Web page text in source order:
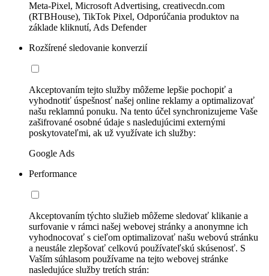
Meta-Pixel, Microsoft Advertising, creativecdn.com
(RTBHouse), TikTok Pixel, Odporúčania produktov na
základe kliknutí, Ads Defender
Rozšírené sledovanie konverzií
Akceptovaním tejto služby môžeme lepšie pochopiť a
vyhodnotiť úspešnosť našej online reklamy a optimalizovať
našu reklamnú ponuku. Na tento účel synchronizujeme Vaše
zašifrované osobné údaje s nasledujúcimi externými
poskytovateľmi, ak už využívate ich služby:
Google Ads
Performance
Akceptovaním týchto služieb môžeme sledovať klikanie a
surfovanie v rámci našej webovej stránky a anonymne ich
vyhodnocovať s cieľom optimalizovať našu webovú stránku
a neustále zlepšovať celkovú používateľskú skúsenosť. S
Vaším súhlasom používame na tejto webovej stránke
nasledujúce služby tretích strán: